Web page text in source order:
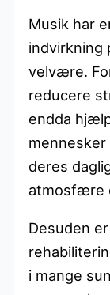
Musik har
indvirkning
velvære.
reducere
endda
deres
atmosfære
Desuden
i mange